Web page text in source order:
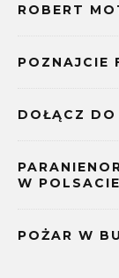
ROBERT
POZNAJCIE
DOŁĄCZ DO
W POLSACIE
POŻAR W